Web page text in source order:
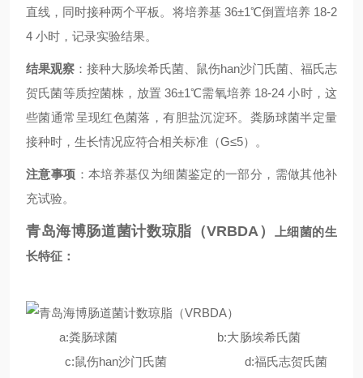
直线，同时接种两个平板。将培养基 36±1℃倒置培养 18-2
4 小时，记录实验结果。
结果观察 ：接种大肠埃希氏菌、鼠伤han沙门氏菌、福氏志
贺氏菌等质控菌株，放置 36±1℃需氧培养 18-24 小时，这
些菌通常呈现红色菌落，有胆盐沉淀环。粪肠球菌半定量
接种时，生长情况应符合相关标准（G≤5）。
注意事项 ：本培养基仅为细菌鉴定的一部分，需做其他补
充试验。
青岛海博肠道菌计数琼脂（VRBDA）
上细菌的生
长特征：
a:粪肠球菌 b:大肠埃希氏菌
c:鼠伤han沙门氏菌 d:福氏志贺氏菌